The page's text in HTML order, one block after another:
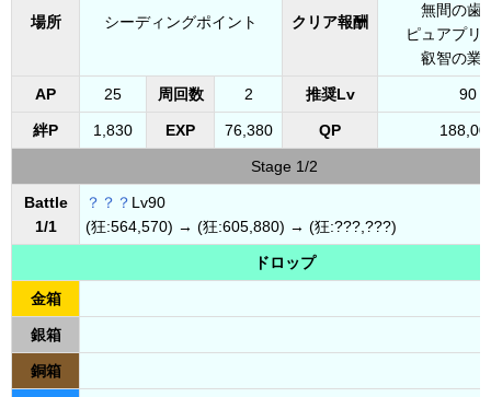
場所 シーディングポイント クリア報酬
無間の歯
ピュアプリ
叡智の業
AP 25 周回数 2 推奨Lv 90
絆P 1,830 EXP 76,380 QP
Stage 1/2
Battle
1/1
？？？ Lv90
(狂:564,570) → (狂:605,880) → (狂:???,???)
ドロップ
金箱
銀箱
銅箱